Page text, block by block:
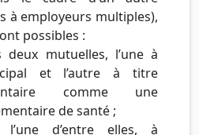
à employeurs multiples),
possibles :
deux mutuelles, l’une à
et l’autre à titre
comme une
de santé ;
l’une d’entre elles, à